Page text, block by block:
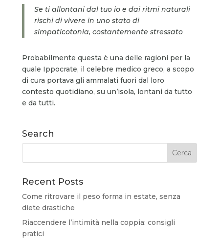
Se ti allontani dal tuo io e dai ritmi naturali
rischi di vivere in uno stato di
simpaticotonia, costantemente stressato
Probabilmente questa è una delle ragioni per la
quale Ippocrate, il celebre medico greco, a scopo
di cura portava gli ammalati fuori dal loro
contesto quotidiano, su un’isola, lontani da tutto
e da tutti.
Search
Recent Posts
Come ritrovare il peso forma in estate, senza
diete drastiche
Riaccendere l’intimità nella coppia: consigli
pratici